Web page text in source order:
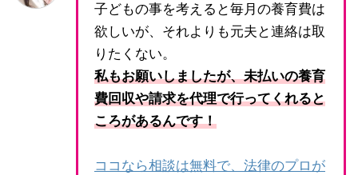
子どもの事を考えると毎月の養育費は
欲しいが、それよりも元夫と連絡は取
りたくない。
私もお願いしましたが、未払いの養育
費回収や請求を代理で行ってくれると
ころがあるんです！
ココなら相談は無料で、法律のプロが